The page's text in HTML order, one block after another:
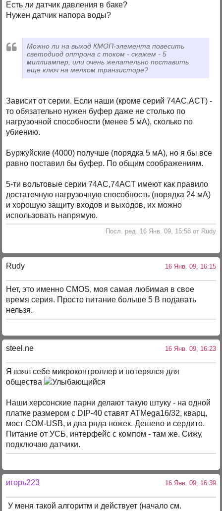
Есть ли датчик давления в баке?
Нужен датчик напора воды?
Можно ли на выход КМОП-элемента повесить
светодиод оптрона с током - скажем - 5
миллиампер, или очень желательно поставить
еще ключ на мелком транзисторе?
Зависит от серии. Если наши (кроме серий 74AC,ACT) -
то обязательно нужен буфер даже не столько по
нагрузочной способности (менее 5 мА), сколько по
убиению.
Буржуйские (4000) получше (порядка 5 мА), но я бы все
равно поставил бы буфер. По общим соображениям.
5-ти вольтовые серии 74AC,74ACT имеют как правило
достаточную нагрузочную способность (порядка 24 мА)
и хорошую защиту входов и выходов, их можно
использовать напрямую.
Посл. ред. 16 Янв. 09, 15:58 от Rudy
Rudy 16 Янв. 09, 16:15
Нет, это именно CMOS, моя самая любимая в свое
время серия. Просто питание больше 5 В подавать
нельзя.
steel.ne 16 Янв. 09, 16:23
Я взял себе микроконтроллер и потерялся для
общества
Наши херсонские парни делают такую штуку - на одной
платке размером с DIP-40 ставят ATMega16/32, кварц,
мост COM-USB, и два ряда ножек. Дешево и сердито.
Питание от УСБ, интерфейс с компом - там же. Сижу,
подключаю датчики.
игорь223 16 Янв. 09, 16:39
У меня такой алгоритм и действует (начало см.